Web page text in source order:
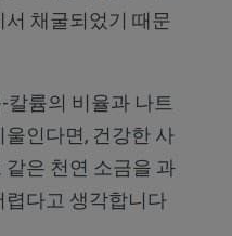
서 채굴되었기 때문
륨의 비율과 나트
인다면, 건강한 사
은 천연 소금을 과
렵다고 생각합니다